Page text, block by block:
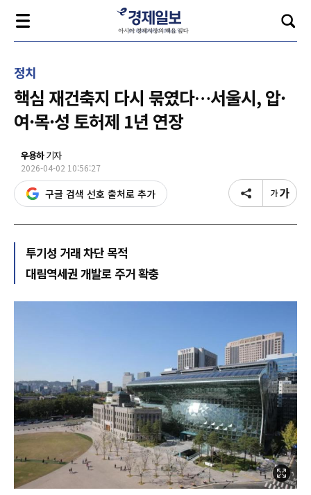
정치
핵심 재건축지 다시 묶였다…서울시, 압·
여·목·성 토허제 1년 연장
우용하기자
2026-04-02 10:56:27
구글 검색 선호 출처로 추가
투기성 거래 차단 목적
대림역세권 개발로 주거 확충